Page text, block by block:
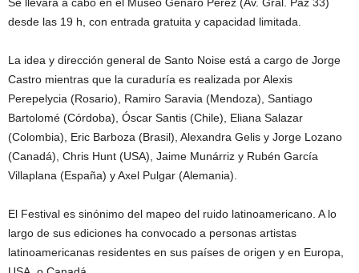
desde las 19 h, con entrada gratuita y capacidad limitada.
La idea y dirección general de Santo Noise está a cargo de Jorge
Castro mientras que la curaduría es realizada por Alexis
Perepelycia (Rosario), Ramiro Saravia (Mendoza), Santiago
Bartolomé (Córdoba), Óscar Santis (Chile), Eliana Salazar
(Colombia), Eric Barboza (Brasil), Alexandra Gelis y Jorge Lozano
(Canadá), Chris Hunt (USA), Jaime Munárriz y Rubén García
Villaplana (España) y Axel Pulgar (Alemania).
El Festival es sinónimo del mapeo del ruido latinoamericano. A lo
largo de sus ediciones ha convocado a personas artistas
latinoamericanas residentes en sus países de origen y en Europa,